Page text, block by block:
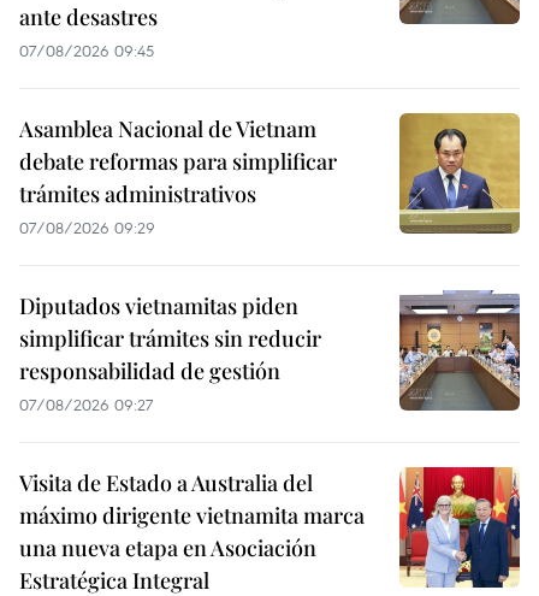
ante desastres
07/08/2026 09:45
Asamblea Nacional de Vietnam
debate reformas para simplificar
trámites administrativos
07/08/2026 09:29
Diputados vietnamitas piden
simplificar trámites sin reducir
responsabilidad de gestión
07/08/2026 09:27
Visita de Estado a Australia del
máximo dirigente vietnamita marca
una nueva etapa en Asociación
Estratégica Integral